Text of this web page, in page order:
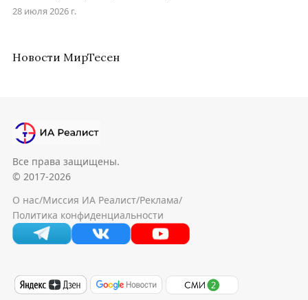
28 июля 2026 г.
Новости МирТесен
Все права защищены.
© 2017-2026
О нас/Миссия ИА Реалист/Реклама/
Политика конфиденциальности